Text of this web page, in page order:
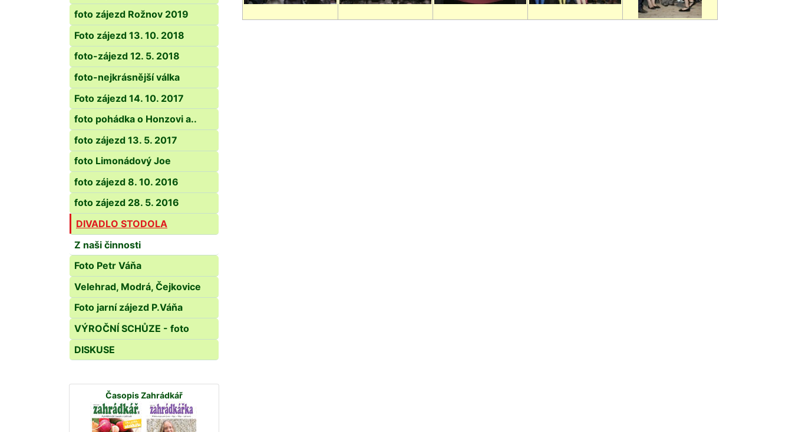
foto zájezd Rožnov 2019
Foto zájezd 13. 10. 2018
foto-zájezd 12. 5. 2018
foto-nejkrásnější válka
Foto zájezd 14. 10. 2017
foto pohádka o Honzovi a..
foto zájezd 13. 5. 2017
foto Limonádový Joe
foto zájezd 8. 10. 2016
foto zájezd 28. 5. 2016
DIVADLO STODOLA
Z naši činnosti
Foto Petr Váňa
Velehrad, Modrá, Čejkovice
Foto jarní zájezd P.Váňa
VÝROČNÍ SCHŮZE - foto
DISKUSE
Časopis Zahrádkář